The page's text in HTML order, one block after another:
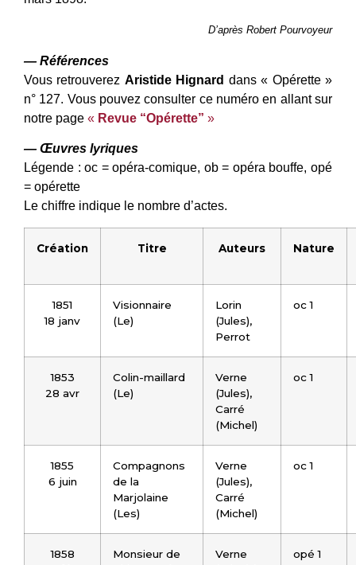
D’après Robert Pourvoyeur
— Références
Vous retrouverez Aristide Hignard dans « Opérette »
n° 127. Vous pouvez consulter ce numéro en allant sur
notre page « Revue “Opérette” »
— Œuvres lyriques
Légende : oc = opéra-comique, ob = opéra bouffe, opé
= opérette
Le chiffre indique le nombre d’actes.
Création Titre Auteurs Nature
1851
18 janv
Visionnaire
(Le)
Lorin
(Jules),
Perrot
oc 1
1853
28 avr
Colin-maillard
(Le)
Verne
(Jules),
Carré
(Michel)
oc 1
1855
6 juin
Compagnons
de la
Marjolaine
(Les)
Verne
(Jules),
Carré
(Michel)
oc 1
1858
Monsieur de
Verne
opé 1